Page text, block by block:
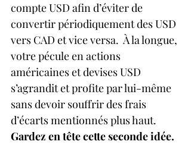
compte USD afin d’éviter de
convertir périodiquement des USD
vers CAD et vice versa.  À la longue,
votre pécule en actions
américaines et devises USD
s’agrandit et profite par lui-même
sans devoir souffrir des frais
d’écarts mentionnés plus haut.
Gardez en tête cette seconde idée.